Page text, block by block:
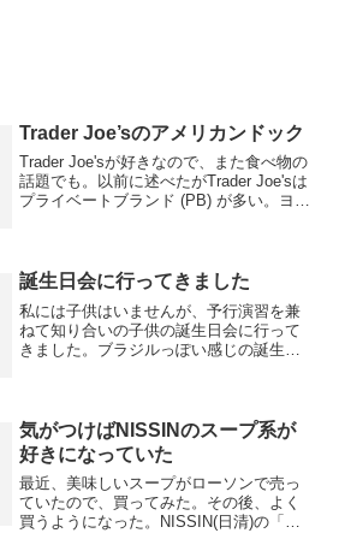
Trader Joe’sのアメリカンドック
Trader Joe'sが好きなので、また食べ物の
話題でも。以前に述べたがTrader Joe'sは
プライベートブランド (PB) が多い。ヨー
誕生日会に行ってきました
私には子供はいませんが、予行演習を兼
ねて知り合いの子供の誕生日会に行って
きました。ブラジルっぽい感じの誕生日
気がつけばNISSINのスープ系が
好きになっていた
最近、美味しいスープがローソンで売っ
ていたので、買ってみた。その後、よく
買うようになった。NISSIN(日清)の「お